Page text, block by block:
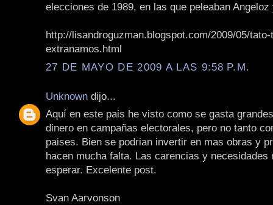
elecciones de 1989, en las que peleaban
http://lisandroguzman.blogspot.com/2009/05/tato-
extranamos.html
27 DE MAYO DE 2009 A LAS 9:58 P.M.
Unknown dijo...
Aquí en este pais he visto como se gasta
dinero en campañas electorales, pero no tanto
paises. Bien se podrian invertir en mas obras y
hacen mucha falta. Las carencias y necesidades
esperar. Excelente post.
Svan Aarvonson